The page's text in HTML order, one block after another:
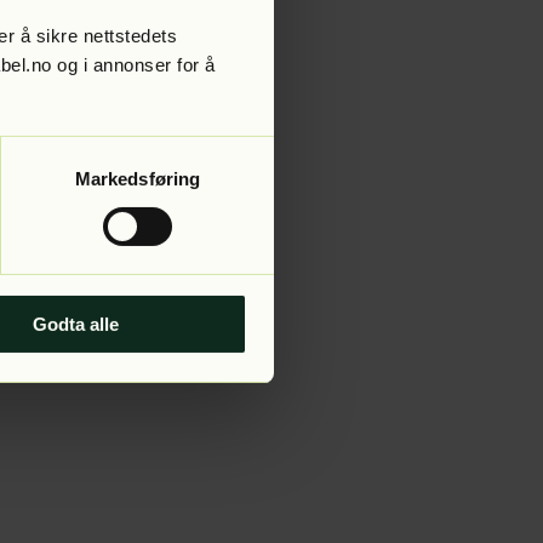
å sikre nettstedets
og i annonser for å
Markedsføring
Godta alle